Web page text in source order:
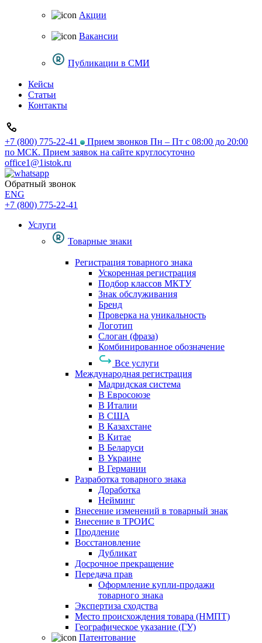
Акции
Вакансии
Публикации в СМИ
Кейсы
Статьи
Контакты
+7 (800) 775-22-41
Прием звонков Пн – Пт с 08:00 до 20:00
по МСК. Прием заявок на сайте круглосуточно
office1@1istok.ru
Обратный звонок
ENG
+7 (800) 775-22-41
Услуги
Товарные знаки
Регистрация товарного знака
Ускоренная регистрация
Подбор классов МКТУ
Знак обслуживания
Бренд
Проверка на уникальность
Логотип
Слоган (фраза)
Комбинированное обозначение
Все услуги
Международная регистрация
Мадридская система
В Евросоюзе
В Италии
В США
В Казахстане
В Китае
В Беларуси
В Украине
В Германии
Разработка товарного знака
Доработка
Нейминг
Внесение изменений в товарный знак
Внесение в ТРОИС
Продление
Восстановление
Дубликат
Досрочное прекращение
Передача прав
Оформление купли-продажи
товарного знака
Экспертиза сходства
Место происхождения товара (НМПТ)
Географическое указание (ГУ)
Патентование